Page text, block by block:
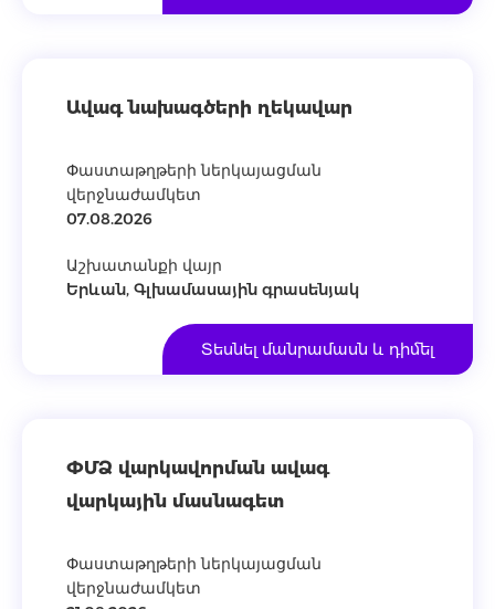
Ավագ նախագծերի ղեկավար
Փաստաթղթերի ներկայացման
վերջնաժամկետ
07.08.2026
Աշխատանքի վայր
Երևան, Գլխամասային գրասենյակ
Տեսնել մանրամասն և դիմել
ՓՄՁ վարկավորման ավագ
վարկային մասնագետ
Փաստաթղթերի ներկայացման
վերջնաժամկետ